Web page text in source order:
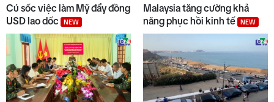
Cú sốc việc làm Mỹ đẩy đồng
USD lao dốc
NEW
Malaysia tăng cường khả
năng phục hồi kinh tế
NEW